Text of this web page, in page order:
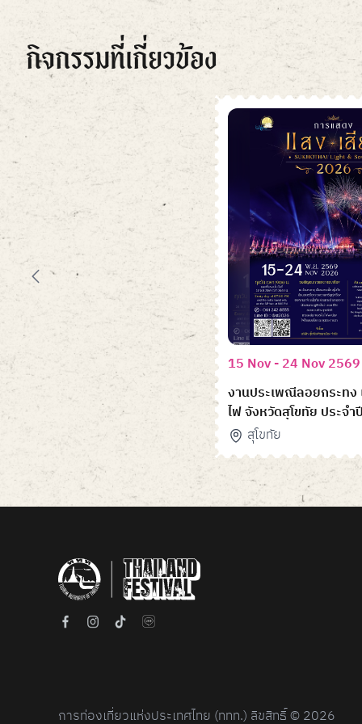
กิจกรรมที่เกี่ยวข้อง
15 Nov - 24 Nov 2569
งานประเพณีลอยกระทง
ไฟ จังหวัดสุโขทัย ประจ
สุโขทัย
Item
1
of
การท่องเที่ยวแห่งประเทศไทย (ททท.) ลิขสิทธิ์ © 2026